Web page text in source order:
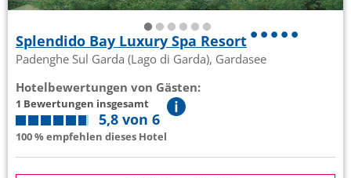
Splendido Bay Luxury Spa Resort
Padenghe Sul Garda (Lago di Garda), Gardasee
Hotelbewertungen von Gästen:
1 Bewertungen insgesamt
5,8 von 6
100 % empfehlen dieses Hotel